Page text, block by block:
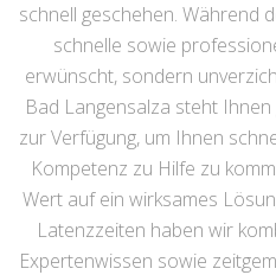
schnell geschehen. Während
schnelle sowie
erwünscht, sondern
Bad Langensalza steht
zur Verfügung, um Ihnen
Kompetenz zu Hilfe zu
Wert auf ein wirksames
Latenzzeiten haben wir
Expertenwissen sowie